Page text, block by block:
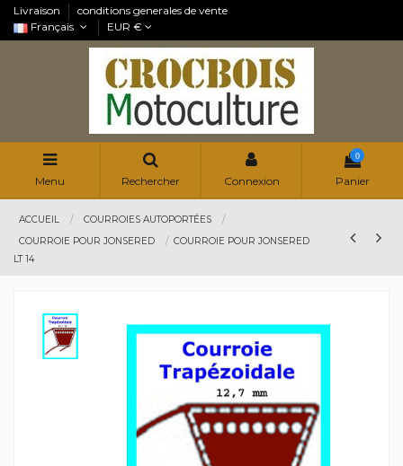
Livraison
conditions generales de vente
Français
EUR €
Menu Rechercher Connexion
0
Panier
ACCUEIL
COURROIES AUTOPORTÉES
COURROIE POUR JONSERED
COURROIE POUR JONSERED
LT 14